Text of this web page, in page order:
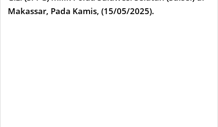
Makassar, Pada Kamis, (15/05/2025).